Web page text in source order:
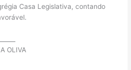
Casa Legislativa, contando
OLIVA